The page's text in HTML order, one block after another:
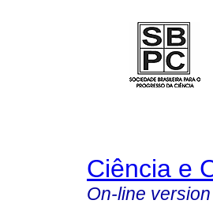
Ciência e
On-line version